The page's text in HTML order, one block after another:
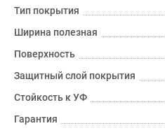
Тип покрытия
Ширина полезная
Поверхность
Защитный слой покрытия
Стойкость к УФ
Гарантия